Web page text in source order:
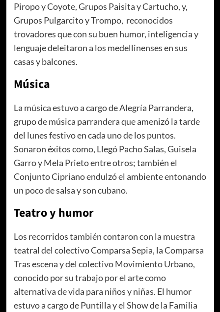
Piropo y Coyote, Grupos Paisita y Cartucho, y,
Grupos Pulgarcito y Trompo, reconocidos
trovadores que con su buen humor, inteligencia y
lenguaje deleitaron a los medellinenses en sus
casas y balcones.
Música
La música estuvo a cargo de Alegría Parrandera,
grupo de música parrandera que amenizó la tarde
del lunes festivo en cada uno de los puntos.
Sonaron éxitos como, Llegó Pacho Salas, Guisela
Garro y Mela Prieto entre otros; también el
Conjunto Cipriano endulzó el ambiente entonando
un poco de salsa y son cubano.
Teatro y humor
Los recorridos también contaron con la muestra
teatral del colectivo Comparsa Sepia, la Comparsa
Tras escena y del colectivo Movimiento Urbano,
conocido por su trabajo por el arte como
alternativa de vida para niños y niñas. El humor
estuvo a cargo de Puntilla y el Show de la Familia